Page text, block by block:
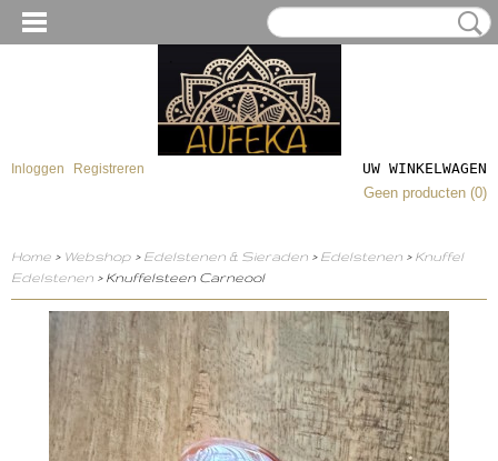
Inloggen Registreren
UW WINKELWAGEN
Geen producten (0)
Home > Webshop > Edelstenen & Sieraden > Edelstenen > Knuffel
Edelstenen > Knuffelsteen Carneool